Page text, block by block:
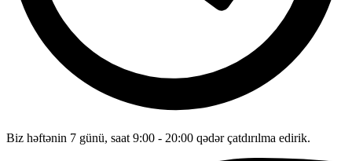
Biz həftənin 7 günü, saat 9:00 - 20:00 qədər çatdırılma edirik.